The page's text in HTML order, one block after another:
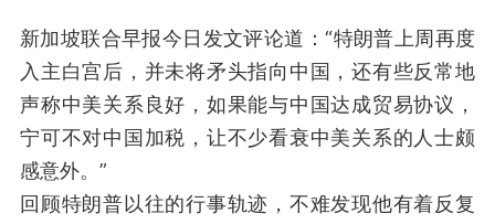
新加坡联合早报今日发文评论道：“特朗普上周再度
入主白宫后，并未将矛头指向中国，还有些反常地
声称中美关系良好，如果能与中国达成贸易协议，
宁可不对中国加税，让不少看衰中美关系的人士颇
感意外。”
回顾特朗普以往的行事轨迹，不难发现他有着反复